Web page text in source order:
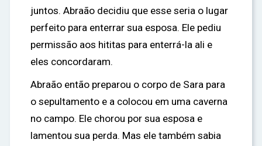
juntos. Abraão decidiu que esse seria o lugar
perfeito para enterrar sua esposa. Ele pediu
permissão aos hititas para enterrá-la ali e
eles concordaram.
Abraão então preparou o corpo de Sara para
o sepultamento e a colocou em uma caverna
no campo. Ele chorou por sua esposa e
lamentou sua perda. Mas ele também sabia